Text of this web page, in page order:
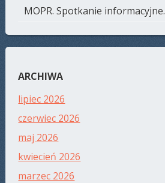
MOPR. Spotkanie informacyjne.
ARCHIWA
lipiec 2026
czerwiec 2026
maj 2026
kwiecień 2026
marzec 2026